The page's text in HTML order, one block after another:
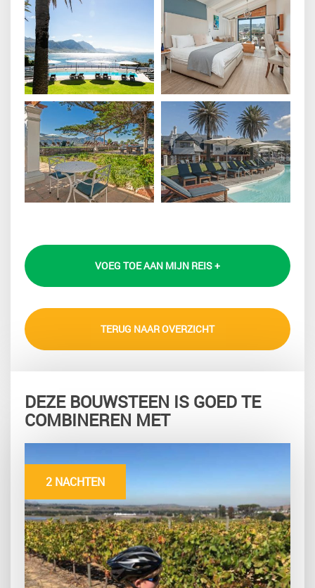
VOEG TOE AAN MIJN REIS +
TERUG NAAR OVERZICHT
DEZE BOUWSTEEN IS GOED TE
COMBINEREN MET
2 NACHTEN